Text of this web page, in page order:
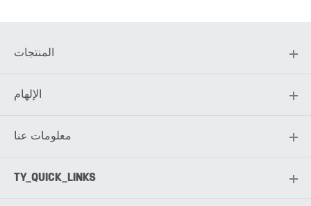
المنتجات
الإلهام
معلومات عنا
TY_QUICK_LINKS